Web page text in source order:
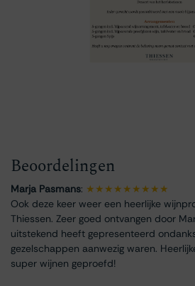
Beoordelingen
Marja Pasmans: ★★★★★★★★★
Ook deze keer weer een heerlijke
Thiessen. Zeer goed ontvangen door
uitstekend heeft gepresenteerd
gezelschappen aanwezig waren.
super wijnen geproefd!